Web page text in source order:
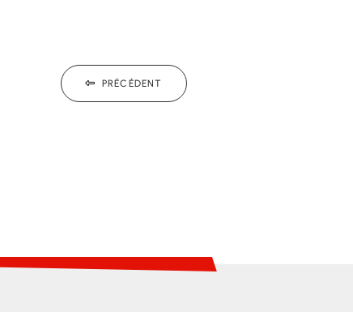
PRÉCÉDENT